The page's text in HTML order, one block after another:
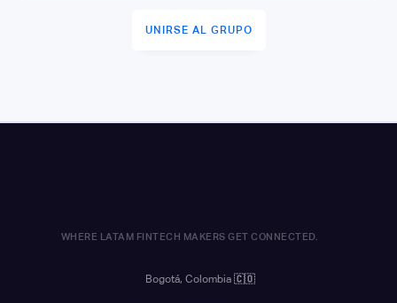
UNIRSE AL GRUPO
WHERE LATAM FINTECH MAKERS GET CONNECTED.
Bogotá, Colombia 🇨🇴